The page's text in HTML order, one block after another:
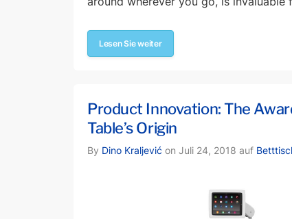
Lesen Sie weiter
Product Innovation: The
Table’s Origin
By Dino Kraljević on Juli 24, 2018 auf